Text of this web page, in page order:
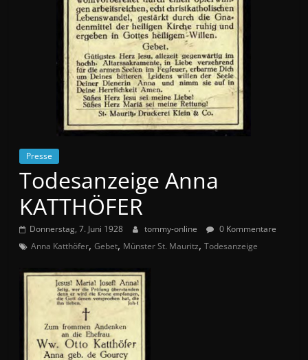
Presse
Todesanzeige Anna
KATTHÖFER
Donnerstag, 7. Juni 1928 tommy-online
0 Kommentare
Anna Katthöfer,Gebet, Münster St. Mauritz,Todesanzeige